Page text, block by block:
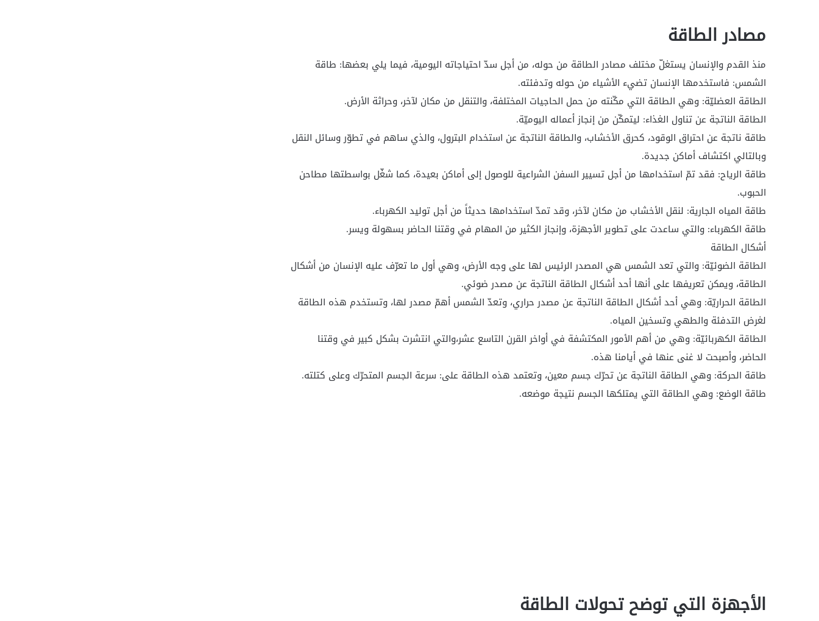
مصادر الطاقة
منذ القدم والإنسان يستغلّ مختلف مصادر الطاقة من حوله، من أجل سدّ احتياجاته اليومية، فيما يلي بعضها: طاقة
الشمس: فاستخدمها الإنسان تضيء الأشياء من حوله وتدفئته.
الطاقة العضليّة: وهي الطاقة التي مكّنته من حمل الحاجيات المختلفة، والتنقل من مكان لآخر، وحراثة الأرض.
الطاقة الناتجة عن تناول الغذاء: ليتمكّن من إنجاز أعماله اليوميّة.
طاقة ناتجة عن احتراق الوقود، كحرق الأخشاب، والطاقة الناتجة عن استخدام البترول، والذي ساهم في تطوّر وسائل النقل
وبالتالي اكتشاف أماكن جديدة.
طاقة الرياح: فقد تمّ استخدامها من أجل تسيير السفن الشراعية للوصول إلى أماكن بعيدة، كما شغّل بواسطتها مطاحن
الحبوب.
طاقة المياه الجارية: لنقل الأخشاب من مكان لآخر، وقد تمدّ استخدامها حديثاً من أجل توليد الكهرباء.
طاقة الكهرباء: والتي ساعدت على تطوير الأجهزة، وإنجاز الكثير من المهام في وقتنا الحاضر بسهولة ويسر.
أشكال الطاقة
الطاقة الضوئيّة: والتي تعد الشمس هي المصدر الرئيس لها على وجه الأرض، وهي أول ما تعرّف عليه الإنسان من أشكال
الطاقة، ويمكن تعريفها على أنها أحد أشكال الطاقة الناتجة عن مصدر ضوئي.
الطاقة الحراريّة: وهي أحد أشكال الطاقة الناتجة عن مصدر حراري، وتعدّ الشمس أهمّ مصدر لها، وتستخدم هذه الطاقة
لغرض التدفئة والطهي وتسخين المياه.
الطاقة الكهربائيّة: وهي من أهم الأمور المكتشفة في أواخر القرن التاسع عشر،والتي انتشرت بشكل كبير في وقتنا
الحاضر، وأصبحت لا غنى عنها في أيامنا هذه.
طاقة الحركة: وهي الطاقة الناتجة عن تحرّك جسم معين، وتعتمد هذه الطاقة على: سرعة الجسم المتحرّك وعلى كتلته.
طاقة الوضع: وهي الطاقة التي يمتلكها الجسم نتيجة موضعه.
الأجهزة التي توضح تحولات الطاقة